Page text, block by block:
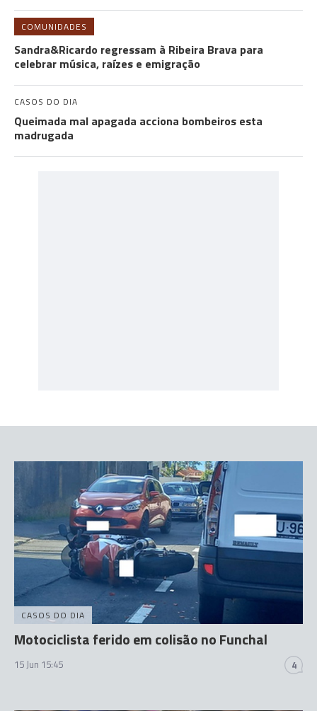
COMUNIDADES
Sandra&Ricardo regressam à Ribeira Brava para
celebrar música, raízes e emigração
CASOS DO DIA
Queimada mal apagada acciona bombeiros esta
madrugada
CASOS DO DIA
Motociclista ferido em colisão no Funchal
15 Jun 15:45 4